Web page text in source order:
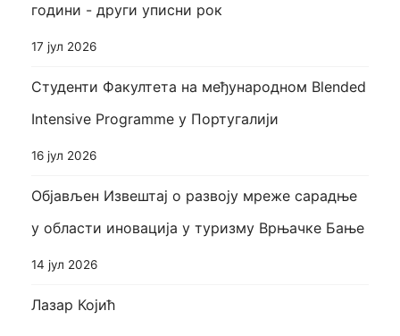
години - други уписни рок
17 јул 2026
Студенти Факултета на међународном Blended
Intensive Programme у Португалији
16 јул 2026
Објављен Извештај о развоју мреже сарадње
у области иновација у туризму Врњачке Бање
14 јул 2026
Лазар Којић